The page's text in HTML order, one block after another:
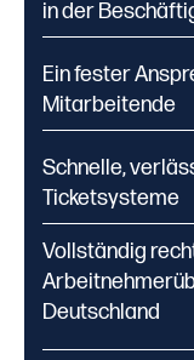
Übergaben.
in der
Ein fester
Mitarbeitende
Schnelle,
Ticketsysteme
Vollständig
Deutschland